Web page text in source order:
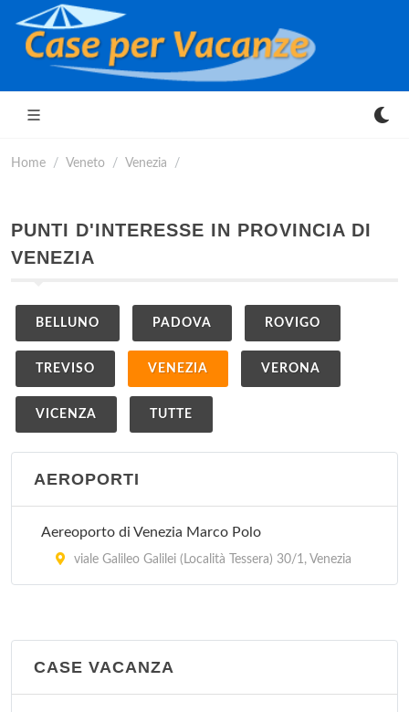
Home Veneto Venezia
PUNTI D'INTERESSE IN PROVINCIA DI
VENEZIA
BELLUNO PADOVA ROVIGO
TREVISO VENEZIA VERONA
VICENZA TUTTE
AEROPORTI
Aereoporto di Venezia Marco Polo
viale Galileo Galilei (Località Tessera) 30/1, Venezia
CASE VACANZA